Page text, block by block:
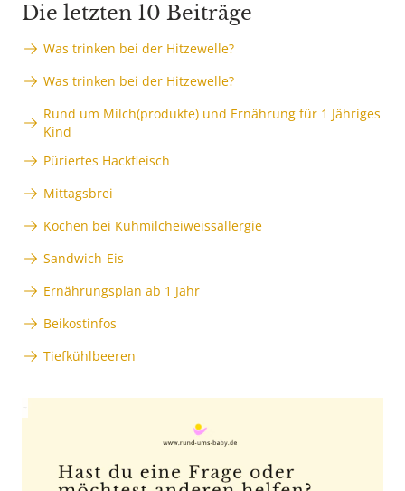
Die letzten 10 Beiträge
Was trinken bei der Hitzewelle?
Was trinken bei der Hitzewelle?
Rund um Milch(produkte) und Ernährung für 1 Jähriges
Kind
Püriertes Hackfleisch
Mittagsbrei
Kochen bei Kuhmilcheiweissallergie
Sandwich-Eis
Ernährungsplan ab 1 Jahr
Beikostinfos
Tiefkühlbeeren